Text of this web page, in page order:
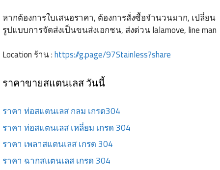
หากต้องการใบเสนอราคา, ต้องการสั่งซื้อจำนวนมาก, เปลี่ยน
รูปแบบการจัดส่งเป็นขนส่งเอกชน, ส่งด่วน lalamove, line man
Location ร้าน :https://g.page/97Stainless?share
ราคาขายสแตนเลส วันนี้
ราคา ท่อสแตนเลส กลม เกรด304
ราคา ท่อสแตนเลส เหลี่ยม เกรด 304
ราคา เพลาสแตนเลส เกรด 304
ราคา ฉากสแตนเลส เกรด 304